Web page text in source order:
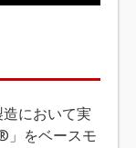
において実
」をベースモ